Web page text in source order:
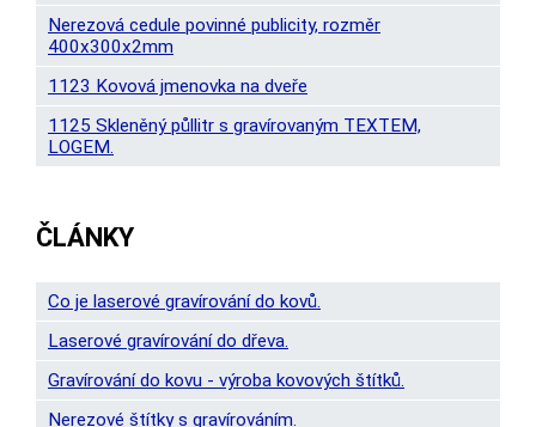
Nerezová cedule povinné publicity, rozměr
400x300x2mm
1123 Kovová jmenovka na dveře
1125 Skleněný půllitr s gravírovaným TEXTEM,
LOGEM.
ČLÁNKY
Co je laserové gravírování do kovů.
Laserové gravírování do dřeva.
Gravírování do kovu - výroba kovových štítků.
Nerezové štítky s gravírováním.